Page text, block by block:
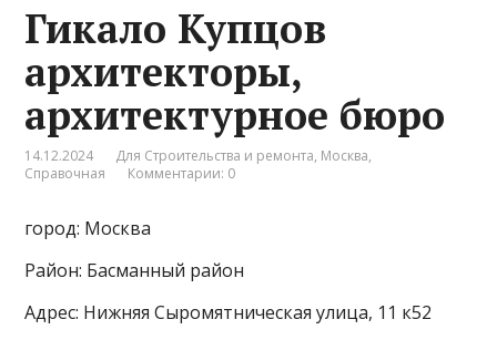
Гикало Купцов
архитекторы,
архитектурное бюро
14.12.2024 Для Строительства и ремонта, Москва,
Справочная
Комментарии: 0
город: Москва
Район: Басманный район
Адрес: Нижняя Сыромятническая улица, 11 к52